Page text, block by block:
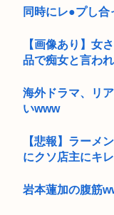
同時にレ●プし合
【画像あり】女
品で痴女と言わ
海外ドラマ、リ
いwww
【悲報】ラーメ
にクソ店主にキ
岩本蓮加の腹筋